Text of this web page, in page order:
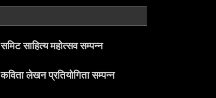
समिट साहित्य महोत्सव सम्पन्न
कविता लेखन प्रतियोगिता सम्पन्न